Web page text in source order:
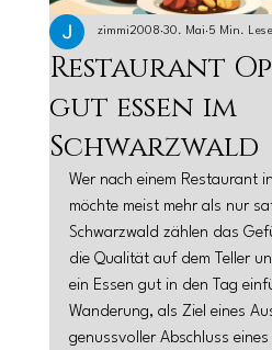
Restaurant
gut essen im
Schwarzwald
zimmi2008 30. Mai 5 Min.
Wer nach einem Restaurant
möchte meist mehr als nur
Schwarzwald zählen das
die Qualität auf dem Teller
ein Essen gut in den Tag
Wanderung, als Ziel eines
genussvoller Abschluss